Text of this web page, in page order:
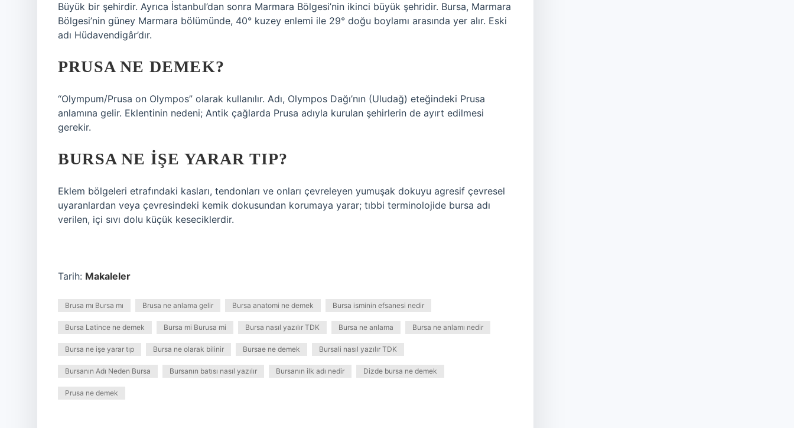
Büyük bir şehirdir. Ayrıca İstanbul’dan sonra Marmara Bölgesi’nin ikinci büyük şehridir. Bursa, Marmara
Bölgesi’nin güney Marmara bölümünde, 40° kuzey enlemi ile 29° doğu boylamı arasında yer alır. Eski
adı Hüdavendigâr’dır.
PRUSA NE DEMEK?
“Olympum/Prusa on Olympos” olarak kullanılır. Adı, Olympos Dağı’nın (Uludağ) eteğindeki Prusa
anlamına gelir. Eklentinin nedeni; Antik çağlarda Prusa adıyla kurulan şehirlerin de ayırt edilmesi
gerekir.
BURSA NE IŞE YARAR TIP?
Eklem bölgeleri etrafındaki kasları, tendonları ve onları çevreleyen yumuşak dokuyu agresif çevresel
uyaranlardan veya çevresindeki kemik dokusundan korumaya yarar; tıbbi terminolojide bursa adı
verilen, içi sıvı dolu küçük keseciklerdir.
Tarih: Makaleler
Brusa mı Bursa mı Brusa ne anlama gelir Bursa anatomi ne demek Bursa isminin efsanesi nedir
Bursa Latince ne demek Bursa mi Burusa mi Bursa nasıl yazılır TDK Bursa ne anlama Bursa ne anlamı nedir
Bursa ne işe yarar tıp Bursa ne olarak bilinir Bursae ne demek Bursali nasıl yazılır TDK
Bursanın Adı Neden Bursa Bursanın batısı nasıl yazılır Bursanın ilk adı nedir Dizde bursa ne demek
Prusa ne demek